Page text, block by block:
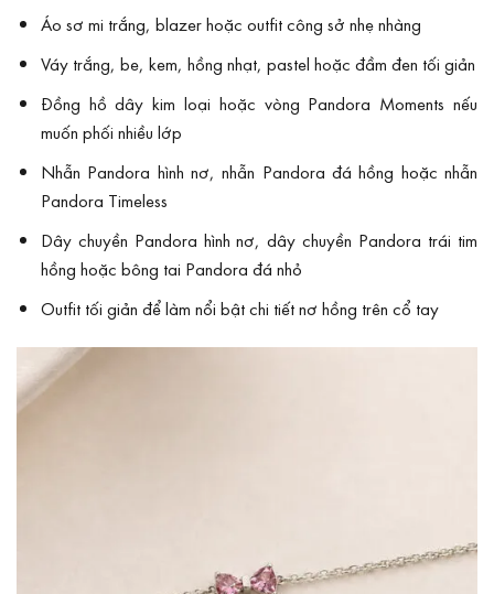
Áo sơ mi trắng, blazer hoặc outfit công sở nhẹ nhàng
Váy trắng, be, kem, hồng nhạt, pastel hoặc đầm đen tối giản
Đồng hồ dây kim loại hoặc vòng Pandora Moments nếu
muốn phối nhiều lớp
Nhẫn Pandora hình nơ, nhẫn Pandora đá hồng hoặc nhẫn
Pandora Timeless
Dây chuyền Pandora hình nơ, dây chuyền Pandora trái tim
hồng hoặc bông tai Pandora đá nhỏ
Outfit tối giản để làm nổi bật chi tiết nơ hồng trên cổ tay